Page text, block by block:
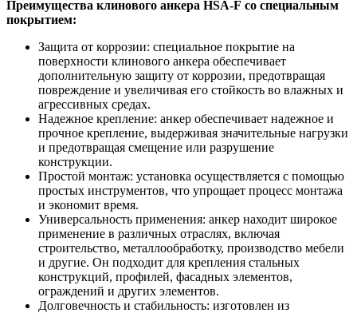
Преимущества клинового анкера HSA-F со специальным
покрытием:
Защита от коррозии: специальное покрытие на
поверхности клинового анкера обеспечивает
дополнительную защиту от коррозии, предотвращая
повреждение и увеличивая его стойкость во влажных и
агрессивных средах.
Надежное крепление: анкер обеспечивает надежное и
прочное крепление, выдерживая значительные нагрузки
и предотвращая смещение или разрушение
конструкции.
Простой монтаж: установка осуществляется с помощью
простых инструментов, что упрощает процесс монтажа
и экономит время.
Универсальность применения: анкер находит широкое
применение в различных отраслях, включая
строительство, металлообработку, производство мебели
и другие. Он подходит для крепления стальных
конструкций, профилей, фасадных элементов,
ограждений и других элементов.
Долговечность и стабильность: изготовлен из